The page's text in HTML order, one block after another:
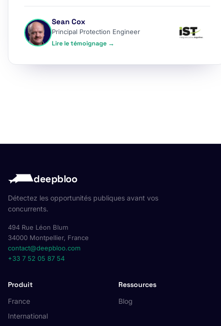
Sean Cox
Principal Protection Engineer
Lire le témoignage →
deepbloo
Détectez les opportunités publiques avant vos
concurrents.
494 Rue Léon Blum
34000 Montpellier, France
contact@deepbloo.com
+33 7 52 05 87 54
Produit
France
International
Ressources
Blog